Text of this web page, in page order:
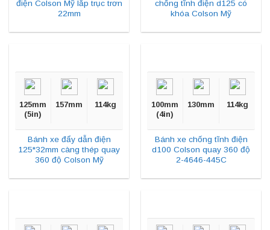
điện Colson Mỹ lắp trục trơn
22mm
chống tĩnh điện d125 có
khóa Colson Mỹ
125mm
(5in)
157mm 114kg
Bánh xe đẩy dẫn điện
125*32mm càng thép quay
360 độ Colson Mỹ
100mm
(4in)
130mm 114kg
Bánh xe chống tĩnh điện
d100 Colson quay 360 độ
2-4646-445C